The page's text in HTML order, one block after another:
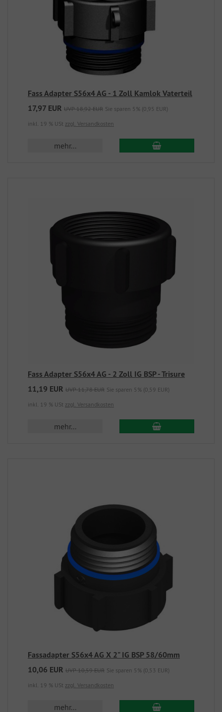
Fass Adapter S56x4 AG - 1 Zoll Kamlok Vaterteil
17,97 EUR UVP 18,92 EUR Sie sparen 5% (0,95 EUR)
inkl. 19 % USt zzgl. Versandkosten
mehr...
Fass Adapter S56x4 AG - 2 Zoll IG BSP - Trisure
11,19 EUR UVP 11,78 EUR Sie sparen 5% (0,59 EUR)
inkl. 19 % USt zzgl. Versandkosten
mehr...
Fassadapter S56x4 AG X 2" IG BSP 58/60mm
10,06 EUR UVP 10,59 EUR Sie sparen 5% (0,53 EUR)
inkl. 19 % USt zzgl. Versandkosten
mehr...